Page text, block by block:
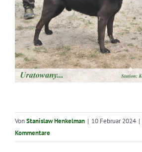
VonStanislaw Henkelman | 10 Februar 2024 |
Kommentare